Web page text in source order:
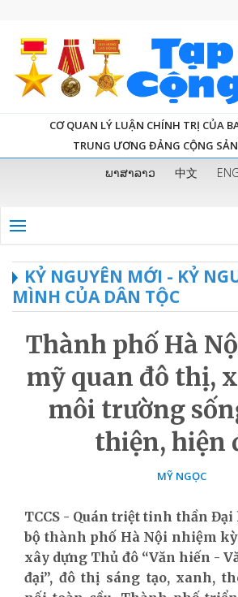
CƠ QUAN LÝ LUẬN CHÍNH TRỊ CỦA
TRUNG ƯƠNG ĐẢNG CỘNG
ພາສາລາວ 中文
KỶ NGUYÊN MỚI - KỶ
MÌNH CỦA DÂN TỘC
Thành phố Hà
mỹ quan đô thị,
môi trường
thiện, hiện
MỸ NGỌC
TCCS - Quán triệt tinh thần
bộ thành phố Hà Nội nhiệm kỳ
xây dựng Thủ đô “Văn hiến -
đại”, đô thị sáng tạo, xanh,